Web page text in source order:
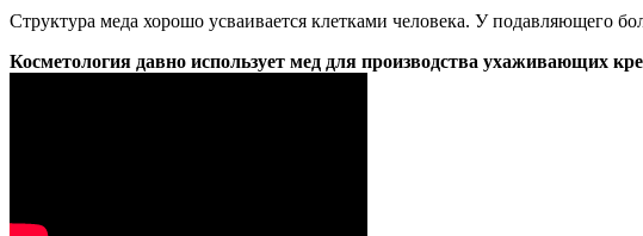
Структура меда хорошо усваивается клетками человека. У подавляющего
Косметология давно использует мед для производства ухаживающих